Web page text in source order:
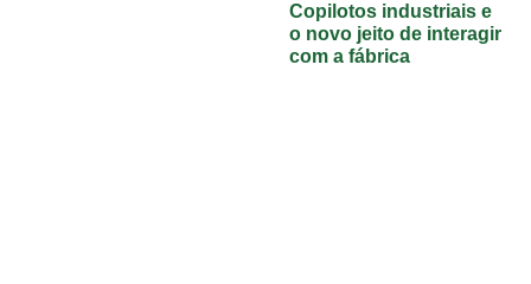
Copilotos industriais e
o novo jeito de interagir
com a fábrica